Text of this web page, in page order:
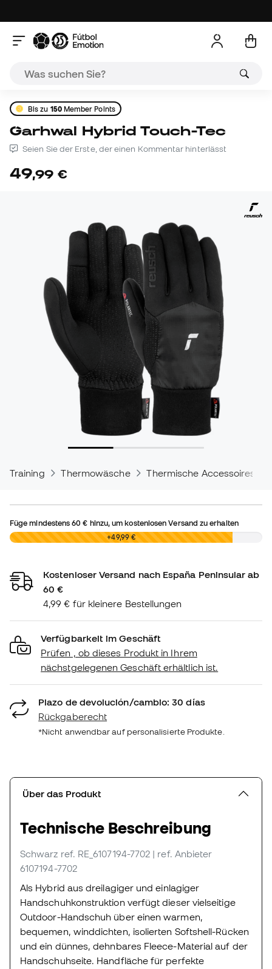
Bis zu 150Member Points
Garhwal Hybrid Touch-Tec
Seien Sie der Erste, der einen Kommentar hinterlässt
49,99 €
Training Thermowäsche Thermische Accessoires
Füge mindestens60 € hinzu, um kostenlosen Versand zu erhalten
0,00 € +49,99 €
Kostenloser Versand nach España Peninsular ab
60 €
4,99 € für kleinere Bestellungen
Verfügbarkeit im Geschäft
Prüfen , ob dieses Produkt in Ihrem
nächstgelegenen Geschäft erhältlich ist.
Plazo de devolución/cambio: 30 días
Rückgaberecht
*Nicht anwendbar auf personalisierte Produkte.
Über das Produkt
Technische Beschreibung
Schwarz ref. RE_6107194-7702 | ref. Anbieter
6107194-7702
Als Hybrid aus dreilagiger und einlagiger
Handschuhkonstruktion verfügt dieser vielseitige
Outdoor-Handschuh über einen warmen,
bequemen, winddichten, isolierten Softshell-Rücken
und ein dünnes, dehnbares Fleece-Material auf der
Handschuhseite. Handfläche für perfekte